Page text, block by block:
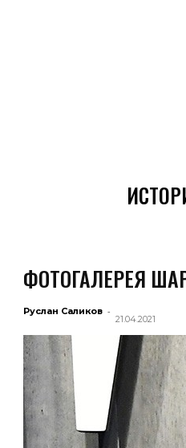
ФОТОГАЛЕРЕЯ
Руслан Саликов -
21.04.2021